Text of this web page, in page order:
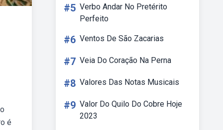
é
#5 Verbo Andar No Pretérito
Perfeito
#6 Ventos De São Zacarias
#7 Veia Do Coração Na Perna
#8 Valores Das Notas Musicais
#9 Valor Do Quilo Do Cobre Hoje
2023